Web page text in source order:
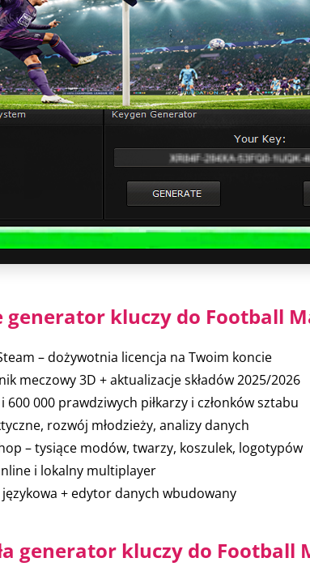
generator kluczy do Football
– dożywotnia licencja na Twoim koncie
meczowy 3D + aktualizacje składów 2025/2026
600 000 prawdziwych piłkarzy i członków sztabu
rozwój młodzieży, analizy danych
– tysiące modów, twarzy, koszulek, logotypów
i lokalny multiplayer
+ edytor danych wbudowany
generator kluczy do Football